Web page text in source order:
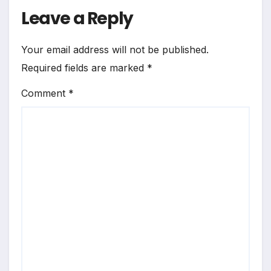
Leave a Reply
Your email address will not be published.
Required fields are marked *
Comment *